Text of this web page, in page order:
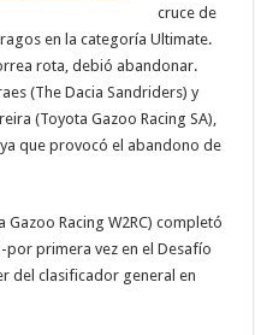
cruce de
en la categoría Ultimate.
rota, debió abandonar.
(The Dacia Sandriders) y
(Toyota Gazoo Racing SA),
que provocó el abandono de
Racing W2RC) completó
por primera vez en el Desafío
del clasificador general en